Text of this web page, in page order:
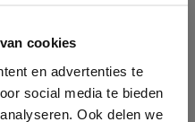
cookies
en advertenties te
social media te bieden
Ook delen we